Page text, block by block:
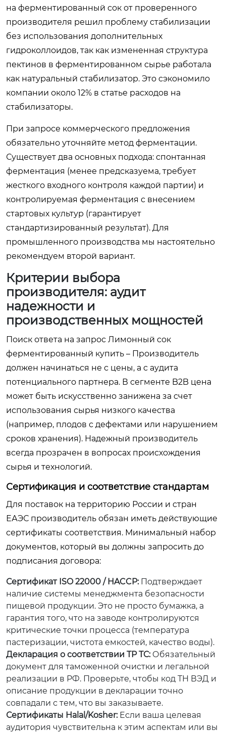
на ферментированный сок от проверенного
производителя решил проблему стабилизации
без использования дополнительных
гидроколлоидов, так как измененная структура
пектинов в ферментированном сырье работала
как натуральный стабилизатор. Это сэкономило
компании около 12% в статье расходов на
стабилизаторы.
При запросе коммерческого предложения
обязательно уточняйте метод ферментации.
Существует два основных подхода: спонтанная
ферментация (менее предсказуема, требует
жесткого входного контроля каждой партии) и
контролируемая ферментация с внесением
стартовых культур (гарантирует
стандартизированный результат). Для
промышленного производства мы настоятельно
рекомендуем второй вариант.
Критерии выбора
производителя: аудит
надежности и
производственных мощностей
Поиск ответа на запрос Лимонный сок
ферментированный купить – Производитель
должен начинаться не с цены, а с аудита
потенциального партнера. В сегменте B2B цена
может быть искусственно занижена за счет
использования сырья низкого качества
(например, плодов с дефектами или нарушением
сроков хранения). Надежный производитель
всегда прозрачен в вопросах происхождения
сырья и технологий.
Сертификация и соответствие стандартам
Для поставок на территорию России и стран
ЕАЭС производитель обязан иметь действующие
сертификаты соответствия. Минимальный набор
документов, который вы должны запросить до
подписания договора:
Сертификат ISO 22000 / HACCP:Подтверждает
наличие системы менеджмента безопасности
пищевой продукции. Это не просто бумажка, а
гарантия того, что на заводе контролируются
критические точки процесса (температура
пастеризации, чистота емкостей, качество воды).
Декларация о соответствии ТР ТС:Обязательный
документ для таможенной очистки и легальной
реализации в РФ. Проверьте, чтобы код ТН ВЭД и
описание продукции в декларации точно
совпадали с тем, что вы заказываете.
Сертификаты Halal/Kosher:Если ваша целевая
аудитория чувствительна к этим аспектам или вы